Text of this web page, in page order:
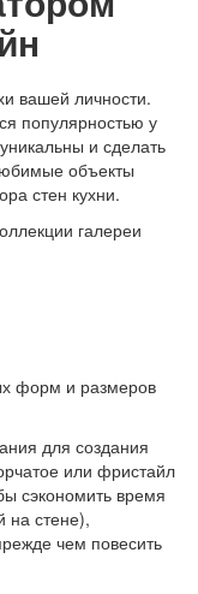
вашей личности.
популярностью у
и сделать
объекты
стен кухни.
галереи
форм и размеров
для создания
или фристайл
сэкономить время
на стене),
чем повесить